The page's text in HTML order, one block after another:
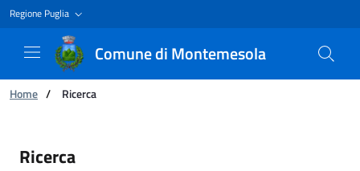
Regione Puglia
Comune di Montemesola
Ti trovi in:
Home / Ricerca
Ricerca